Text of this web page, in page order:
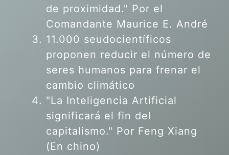
de proximidad." Por el
Comandante Maurice E. André
11.000 seudocientíficos
proponen reducir el número de
seres humanos para frenar el
cambio climático
"La Inteligencia Artificial
significará el fin del
capitalismo." Por Feng Xiang
(En chino)